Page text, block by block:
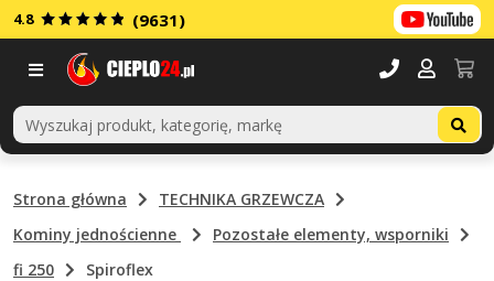
4.8 (9631)
Strona główna
TECHNIKA GRZEWCZA
Kominy jednościenne
Pozostałe elementy, wsporniki
fi 250
Spiroflex